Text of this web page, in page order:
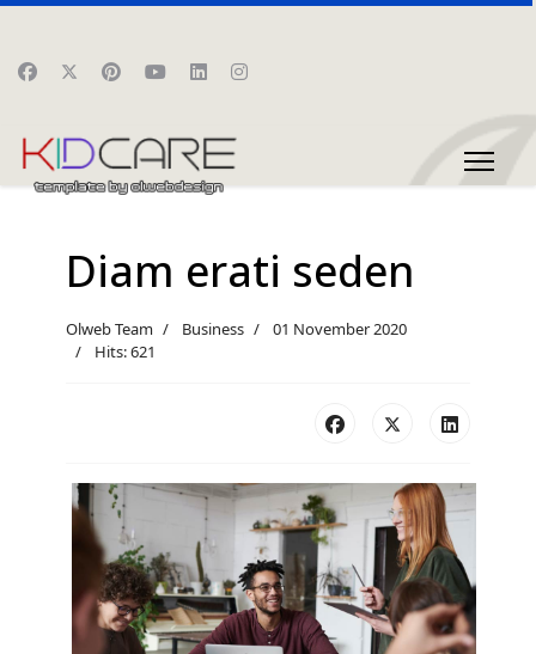
Diam erati seden
Olweb Team Business
01 November 2020
Hits: 621